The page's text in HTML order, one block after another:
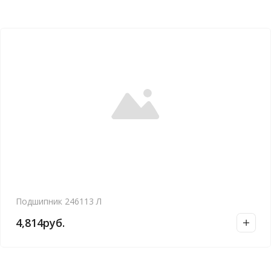
Подшипник 246113 Л
4,814руб.